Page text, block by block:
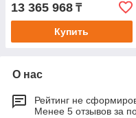
13 365 968 ₸
Купить
О нас
Рейтинг не
Менее 5 отзывов за